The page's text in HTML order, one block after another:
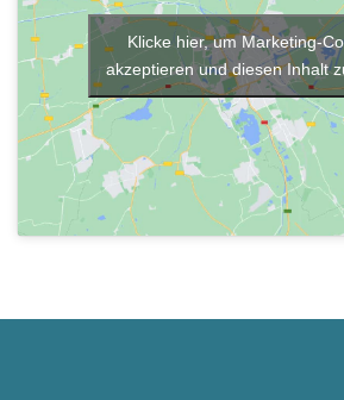
Klicke hier, um Marketing-
akzeptieren und diesen Inhalt